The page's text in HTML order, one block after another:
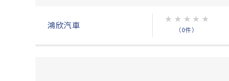
鴻欣汽車
★ ★ ★ ★ ★
（0件）